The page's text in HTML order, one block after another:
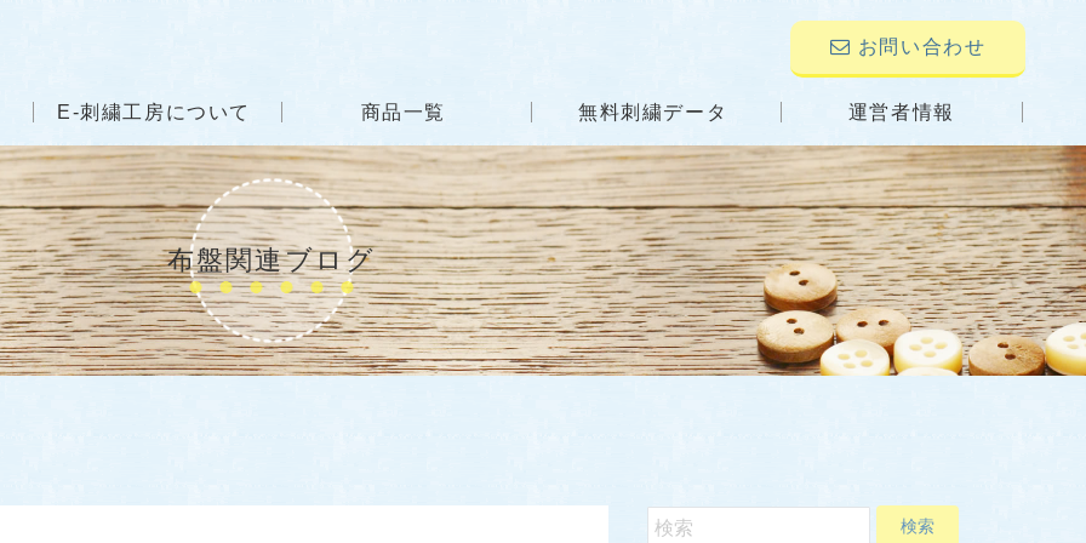
お問い合わせ
E-刺繍工房について 商品一覧 無料刺繍データ 運営者情報
布盤関連ブログ